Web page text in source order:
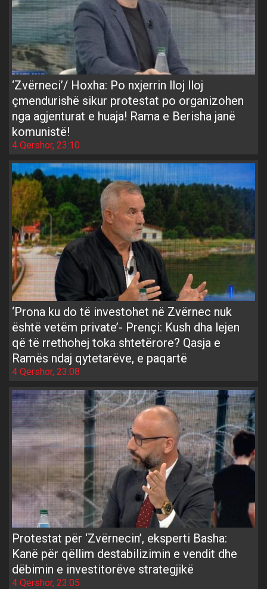
‘Zvërneci’/ Hoxha: Po nxjerrin lloj lloj
çmendurishë sikur protestat po organizohen
nga agjenturat e huaja! Rama e Berisha janë
komunistë!
4 Qershor, 23:10
‘Prona ku do të investohet në Zvërnec nuk
është vetëm private’- Prençi: Kush dha lejen
që të rrethohej toka shtetërore? Qasja e
Ramës ndaj qytetarëve, e paqartë
4 Qershor, 23:08
Protestat për ‘Zvërnecin’, eksperti Basha:
Kanë për qëllim destabilizimin e vendit dhe
dëbimin e investitorëve strategjikë
4 Qershor, 23:05